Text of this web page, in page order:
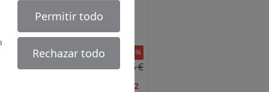
Flexible
Flex D027
-10.00 %
128.06 €
/m2
Permitir todo
Rechazar todo